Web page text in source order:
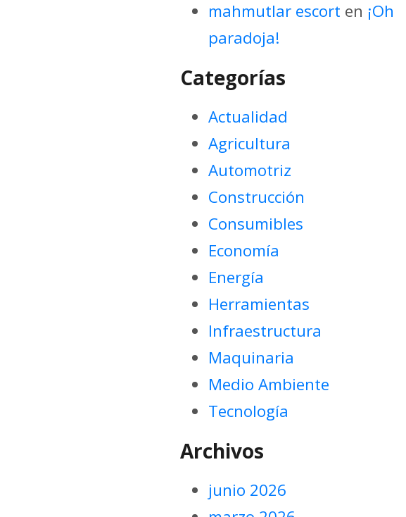
mahmutlar escort en ¡Oh
paradoja!
Categorías
Actualidad
Agricultura
Automotriz
Construcción
Consumibles
Economía
Energía
Herramientas
Infraestructura
Maquinaria
Medio Ambiente
Tecnología
Archivos
junio 2026